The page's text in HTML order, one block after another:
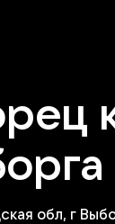
обл, г